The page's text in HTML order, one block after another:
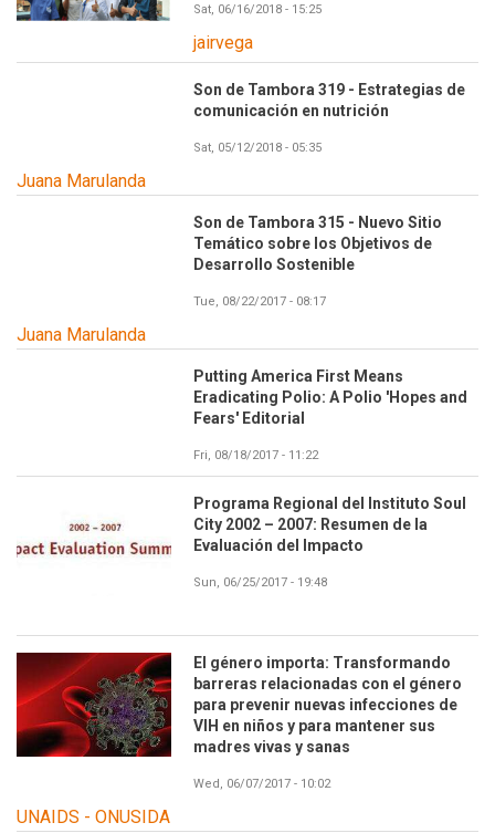
Sat, 06/16/2018 - 15:25
jairvega
Son de Tambora 319 - Estrategias de
comunicación en nutrición
Sat, 05/12/2018 - 05:35
Juana Marulanda
Son de Tambora 315 - Nuevo Sitio
Temático sobre los Objetivos de
Desarrollo Sostenible
Tue, 08/22/2017 - 08:17
Juana Marulanda
Putting America First Means
Eradicating Polio: A Polio 'Hopes and
Fears' Editorial
Fri, 08/18/2017 - 11:22
Programa Regional del Instituto Soul
City 2002 – 2007: Resumen de la
Evaluación del Impacto
Sun, 06/25/2017 - 19:48
El género importa: Transformando
barreras relacionadas con el género
para prevenir nuevas infecciones de
VIH en niños y para mantener sus
madres vivas y sanas
Wed, 06/07/2017 - 10:02
UNAIDS - ONUSIDA